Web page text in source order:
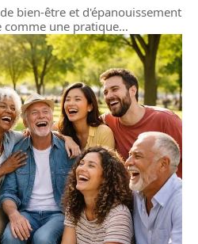
bien-être et d'épanouissement
comme une pratique…